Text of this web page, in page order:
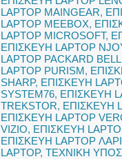
LAPTOP MAINGEAR,
LAPTOP MEEBOX,
LAPTOP MICROSOFT,
ΕΠΙΣΚΕΥΗ LAPTOP
LAPTOP PACKARD BELL
LAPTOP PURISM,
SHARP, ΕΠΙΣΚΕΥΗ
SYSTEM76, ΕΠΙΣΚΕΥΗ
TREKSTOR, ΕΠΙΣΚΕΥΗ
ΕΠΙΣΚΕΥΗ LAPTOP
VIZIO, ΕΠΙΣΚΕΥΗ
ΕΠΙΣΚΕΥΗ LAPTOP
LAPTOP, ΤΕΧΝΙΚΗ